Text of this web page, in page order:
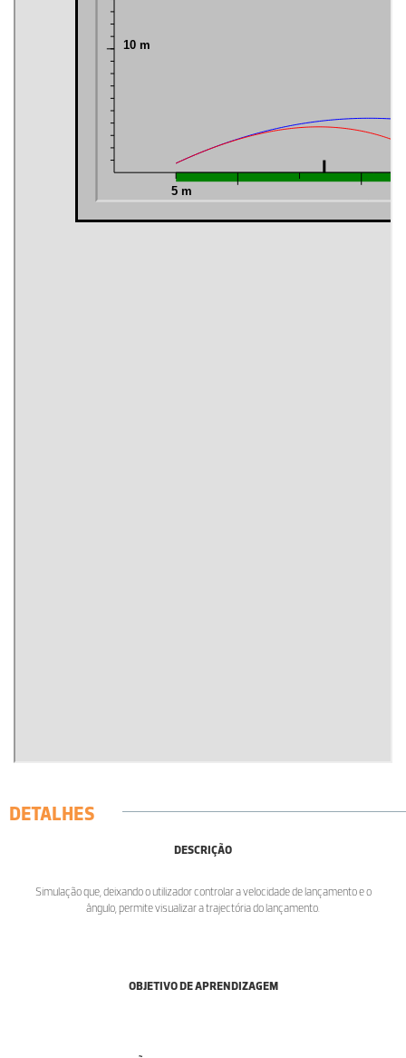
DETALHES
DESCRIÇÃO
Simulação que, deixando o utilizador controlar a velocidade de lançamento e o
ângulo, permite visualizar a trajectória do lançamento.
OBJETIVO DE APRENDIZAGEM